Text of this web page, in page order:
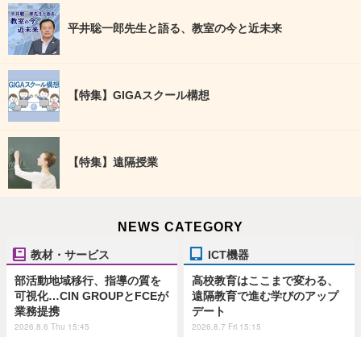
平井聡一郎先生と語る、教室の今と近未来
【特集】GIGAスクール構想
【特集】遠隔授業
NEWS CATEGORY
教材・サービス
部活動地域移行、指導の質を
可視化…CIN GROUPとFCEが
業務提携
2026.8.6 Thu 15:45
ICT機器
高校教育はここまで変わる、
遠隔教育で進む学びのアップ
デート
2026.8.7 Fri 15:15